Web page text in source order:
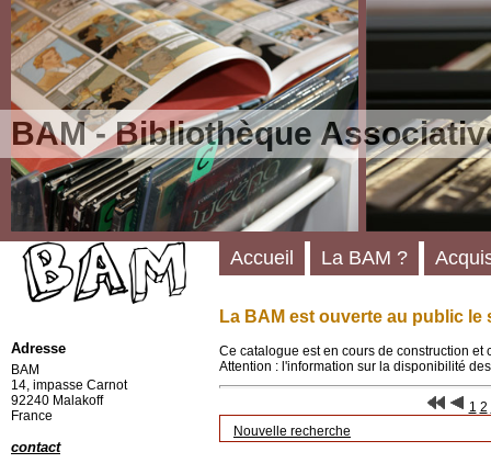
BAM - Bibliothèque
La BAM est ouverte au public le
Ce catalogue est en cours de construction
Attention : l'information sur la disponibilité
1 2
Nouvelle recherche
Accueil La BAM ?
Adresse
BAM
14, impasse Carnot
92240 Malakoff
France
contact